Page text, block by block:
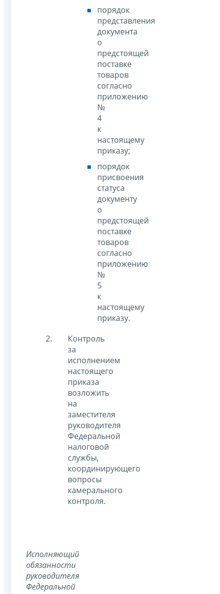
порядок
представления
документа
о
предстоящей
поставке
товаров
согласно
приложению
№
4
к
настоящему
приказу;
порядок
присвоения
статуса
документу
о
предстоящей
поставке
товаров
согласно
приложению
№
5
к
настоящему
приказу.
Контроль
за
исполнением
настоящего
приказа
возложить
на
заместителя
руководителя
Федеральной
налоговой
службы,
координирующего
вопросы
камерального
контроля.
Исполняющий
обязанности
руководителя
Федеральной